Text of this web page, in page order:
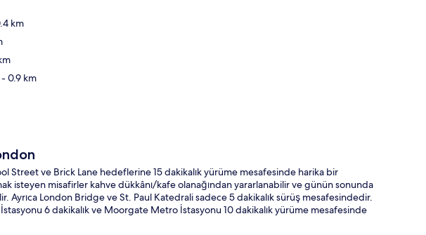
km
- 0.9 km
Street ve Brick Lane hedeflerine 15 dakikalık yürüme mesafesinde harika bir
isteyen misafirler kahve dükkânı/kafe olanağından yararlanabilir ve günün sonunda
London Bridge ve St. Paul Katedrali sadece 5 dakikalık sürüş mesafesindedir.
6 dakikalık ve Moorgate Metro İstasyonu 10 dakikalık yürüme mesafesinde